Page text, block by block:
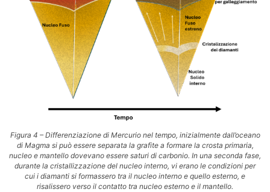
Figura 4 – Differenziazione di Mercurio nel tempo, inizialmente dall’oceano
di Magma si può essere separata la grafite a formare la crosta primaria,
nucleo e mantello dovevano essere saturi di carbonio. In una seconda fase,
durante la cristallizzazione del nucleo interno, vi erano le condizioni per
cui i diamanti si formassero tra il nucleo interno e quello esterno, e
risalissero verso il contatto tra nucleo esterno e il mantello.